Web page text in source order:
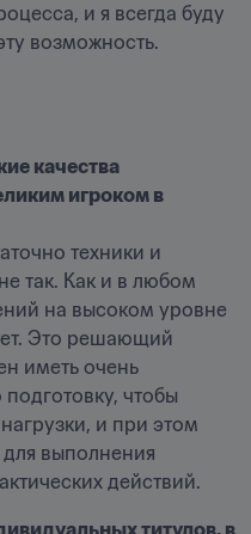
и я всегда буду
возможность.
качества
игроком в
техники и
так. Как и в любом
на высоком уровне
Это решающий
иметь очень
чтобы
и при этом
для выполнения
действий.
титулов, в